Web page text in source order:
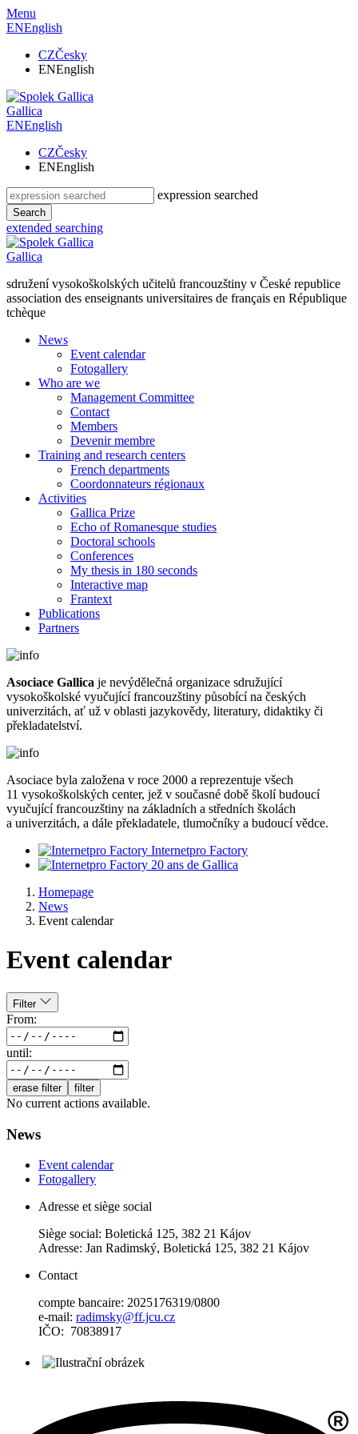
Menu
ENEnglish
CZČesky
ENEnglish
Gallica
ENEnglish
CZČesky
ENEnglish
expression searched
Search
extended searching
Gallica
sdružení vysokoškolských učitelů francouzštiny v České republice
association des enseignants universitaires de français en République
tchèque
News
Event calendar
Fotogallery
Who are we
Management Committee
Contact
Members
Devenir membre
Training and research centers
French departments
Coordonnateurs régionaux
Activities
Gallica Prize
Echo of Romanesque studies
Doctoral schools
Conferences
My thesis in 180 seconds
Interactive map
Frantext
Publications
Partners
Asociace Gallica je nevýdělečná organizace sdružující
vysokoškolské vyučující francouzštiny působící na českých
univerzitách, ať už v oblasti jazykovědy, literatury, didaktiky či
překladatelství.
Asociace byla založena v roce 2000 a reprezentuje všech
11 vysokoškolských center, jež v současné době školí budoucí
vyučující francouzštiny na základních a středních školách
a univerzitách, a dále překladatele, tlumočníky a budoucí vědce.
Internetpro Factory
20 ans de Gallica
Homepage
News
Event calendar
Event calendar
Filter
From:
until:
erase filter filter
No current actions available.
News
Event calendar
Fotogallery
Adresse et siège social
Siège social: Boletická 125, 382 21 Kájov
Adresse: Jan Radimský, Boletická 125, 382 21 Kájov
Contact
compte bancaire: 2025176319/0800
e-mail: radimsky@ff.jcu.cz
IČO: 70838917